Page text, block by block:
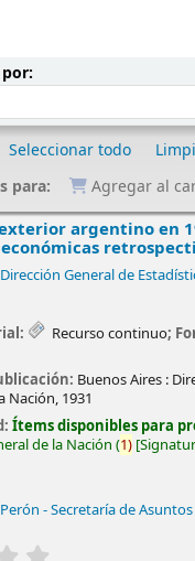
Seleccionar todo
para:
Agregar al
argentino en
General de
Recurso continuo;
Buenos Aires :
Nación, 1931
Ítems disponibles para
de la Nación (1)
- Secretaría de Asuntos